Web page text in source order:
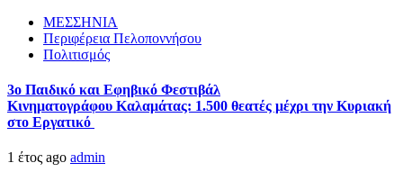
ΜΕΣΣΗΝΙΑ
Περιφέρεια Πελοποννήσου
Πολιτισμός
3ο Παιδικό και Εφηβικό Φεστιβάλ
Κινηματογράφου Καλαμάτας: 1.500 θεατές μέχρι την Κυριακή
στο Εργατικό
1 έτος ago admin